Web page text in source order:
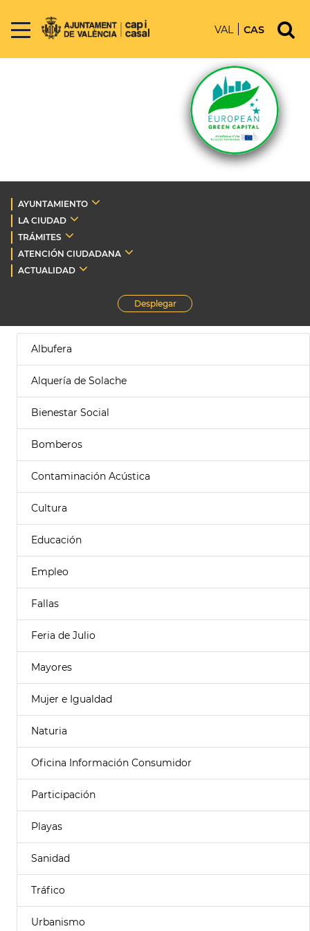
VAL CAS
AYUNTAMIENTO
LA CIUDAD
TRÁMITES
ATENCIÓN CIUDADANA
ACTUALIDAD
Desplegar
Albufera
Alquería de Solache
Bienestar Social
Bomberos
Contaminación Acústica
Cultura
Educación
Empleo
Fallas
Feria de Julio
Mayores
Mujer e Igualdad
Naturia
Oficina Información Consumidor
Participación
Playas
Sanidad
Tráfico
Urbanismo